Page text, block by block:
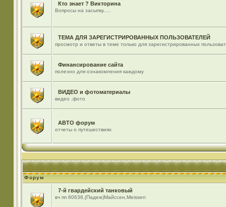
Кто знает ? Викторина
Вопросы на засыпку.....
ТЕМА ДЛЯ ЗАРЕГИСТРИРОВАННЫХ ПОЛЬЗОВАТЕЛЕЙ
просмотр и ответы в теме только для зарегистрированных
Финансирование сайта
полезно для ознакомления каждому
ВИДЕО и фотоматериалы
видео ,фото
АВТО форум
отчеты о путешествиях
Форум
7-й гвардейский танковый
вч пп 60636,(Падеж)Майсcен,Meissen